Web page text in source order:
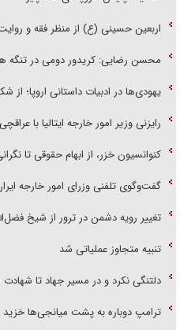
اربعین حسینی (ع) از منظر فقه و
محسن رضایی: کریدور دومی در تنگه
یهودی‌ها در ادبیات داستانی اروپا؛ از
رایزنی وزیر امور خارجه ایتالیا با عراقچی
کنوانسیون خزر، از ابهام حقوقی تا
گفت‌وگوی تلفنی وزرای امور خارجه
تغییر رویه دشمن در ترور از شیخ
تنبیه متجاوز عملیاتی شد
دلتنگی نکرد و در مسیر جهاد تا شهادت
ترامپ دوباره به پشت میانجی‌ها خزید